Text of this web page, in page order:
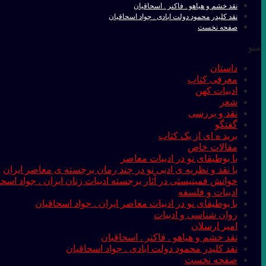
نقد خشم و هیاهو . فاکنر . اسحاقیان
نقد کلیدر محمود دولت ابادی . جواد اسحاقیان
صفحه نخست
منو
داستان
معرفی کتاب
ادبیات کهن
شعر
نقد و بررسی
گفتگو
برید ه ای از یک کتاب
مقالات خاص
با بوطیقای نو در ادبیات معاصر
با نقد و نظریه ی ادبی نو در چند رمان برجسته ی معاصر ایران
خوانش فمینیستی در آثار برجسته ادبیات زنان ایران . جواد
ادبیات و فلسفه
با بوطیقای نو در ادبیات معاصر ایران . جواد اسحاقیان
روان شناسی و ادبیات
امیر ارسلان
نقد خشم و هیاهو . فاکنر . اسحاقیان
نقد کلیدر محمود دولت ابادی . جواد اسحاقیان
صفحه نخست